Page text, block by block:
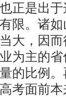
正是出
限。诸
大，因
为主的
的比例
考面前